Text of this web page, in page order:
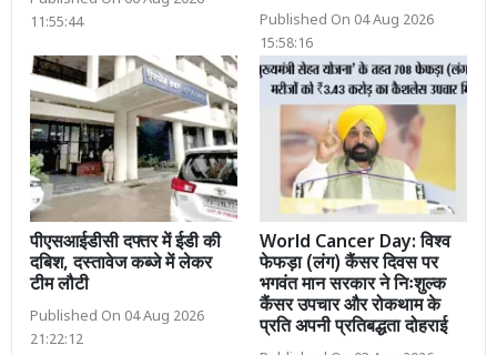
11:55:44
Published On 04 Aug 2026
15:58:16
पीएसआईडीसी दफ्तर में ईडी की
दबिश, दस्तावेज कब्जे में लेकर
टीम लौटी
Published On 04 Aug 2026
21:22:12
World Cancer Day: विश्व
फेफड़ा (लंग) कैंसर दिवस पर
भगवंत मान सरकार ने निःशुल्क
कैंसर उपचार और रोकथाम के
प्रति अपनी प्रतिबद्धता दोहराई